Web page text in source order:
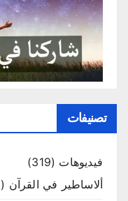
تصنيفات
فيديوهات (319)
ألاساطير في القرآن (9)